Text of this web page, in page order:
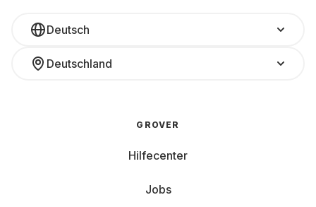
Deutsch
Deutschland
GROVER
Hilfecenter
Jobs